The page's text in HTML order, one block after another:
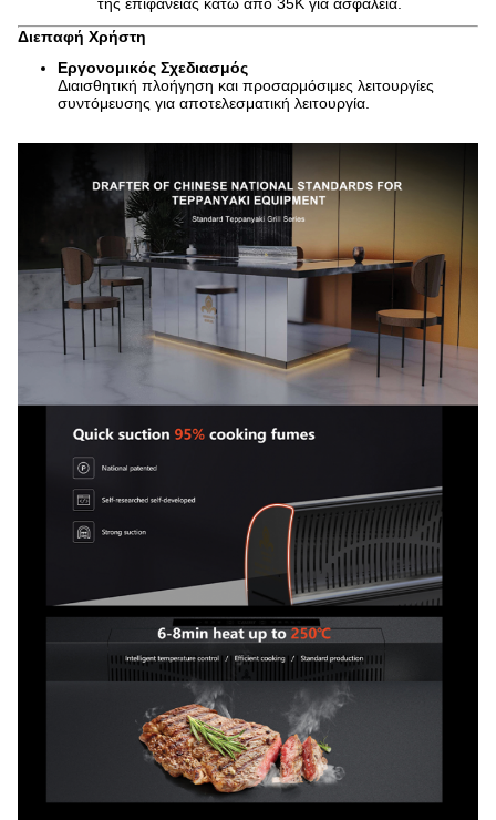
Διεπαφή Χρήστη
Εργονομικός Σχεδιασμός
Διαισθητική πλοήγηση και προσαρμόσιμες λειτουργίες
συντόμευσης για αποτελεσματική λειτουργία.